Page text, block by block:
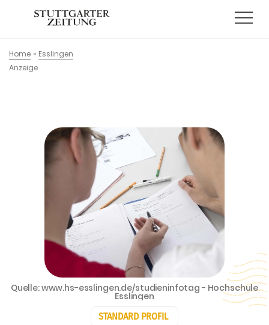
Home » Esslingen
Anzeige
STANDARD PROFIL
Quelle: www.hs-esslingen.de/studieninfotag - Hochschule
Esslingen